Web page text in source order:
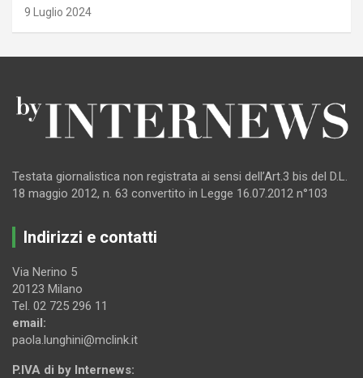
9 Luglio 2024
Testata giornalistica non registrata ai sensi dell’Art.3 bis del D.L.
18 maggio 2012, n. 63 convertito in Legge 16.07.2012 n°103
Indirizzi e contatti
Via Nerino 5
20123 Milano
Tel. 02 725 296 11
email:
paola.lunghini@mclink.it
P.IVA di by Internews: